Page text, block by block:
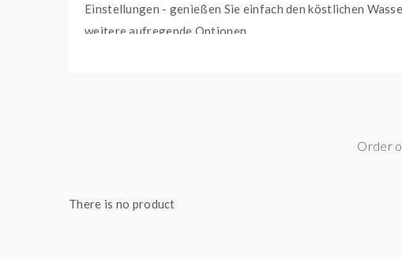
Einstellungen - genießen Sie einfach den köstlichen
weitere aufregende Optionen.
Herstellungsland
China
Order
There is no product